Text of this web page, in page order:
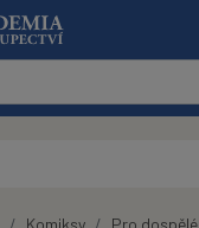
Komiksy
Pro dospělé